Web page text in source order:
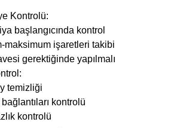
Kontrolü:
başlangıcında kontrol
maksimum işaretleri takibi
gerektiğinde yapılmalı
temizliği
kontrolü
kontrolü